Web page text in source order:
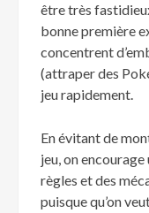
être très
bonne première
concentrent
(attraper des
jeu rapidement.
En évitant de
jeu, on
règles et des
puisque qu’on